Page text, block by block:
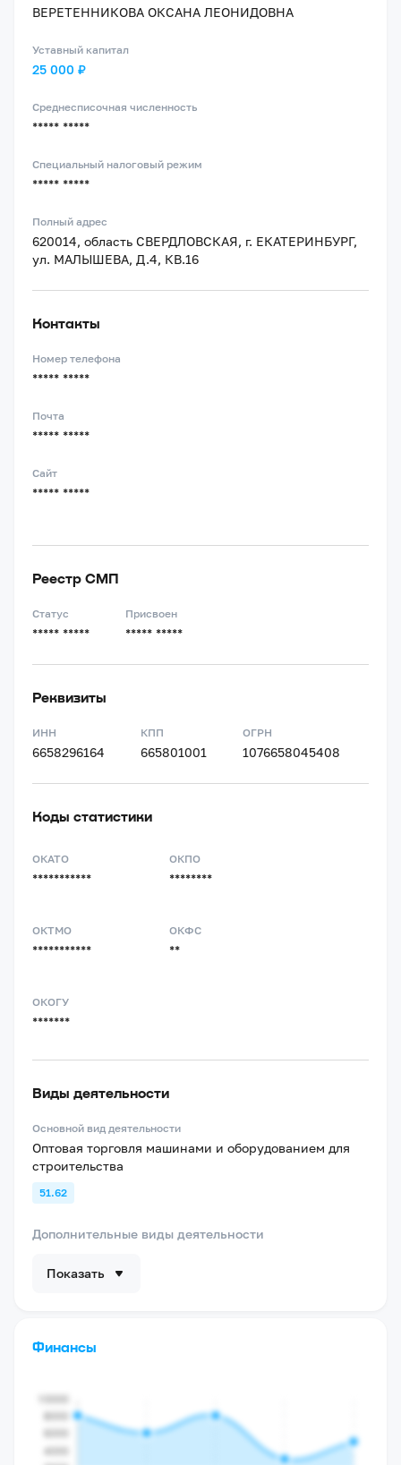
ВЕРЕТЕННИКОВА ОКСАНА ЛЕОНИДОВНА
Уставный капитал
25 000 ₽
Среднесписочная численность
***** *****
Специальный налоговый режим
***** *****
Полный адрес
620014, область СВЕРДЛОВСКАЯ, г. ЕКАТЕРИНБУРГ,
ул. МАЛЫШЕВА, Д.4, КВ.16
Контакты
Номер телефона
***** *****
Почта
***** *****
Сайт
***** *****
Реестр СМП
Статус
***** *****
Присвоен
***** *****
Реквизиты
ИНН
6658296164
КПП
665801001
ОГРН
1076658045408
Коды статистики
ОКАТО
***********
ОКПО
********
ОКТМО
***********
ОКФС
**
ОКОГУ
*******
Виды деятельности
Основной вид деятельности
Оптовая торговля машинами и оборудованием для
строительства
51.62
Дополнительные виды деятельности
Показать
Финансы